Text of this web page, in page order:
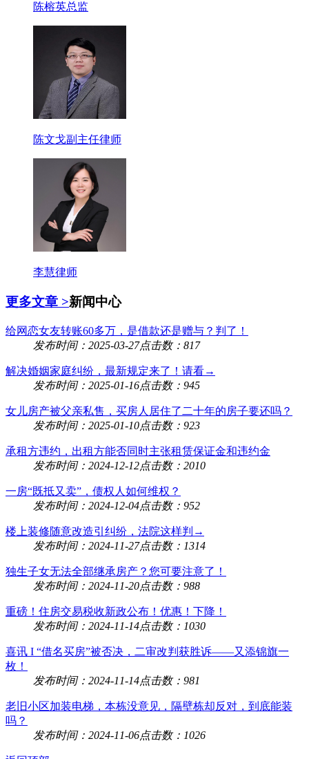
陈榕英总监
陈文戈副主任律师
李慧律师
更多文章 >新闻中心
给网恋女友转账60多万，是借款还是赠与？判了！
发布时间：2025-03-27点击数：817
解决婚姻家庭纠纷，最新规定来了！请看→
发布时间：2025-01-16点击数：945
女儿房产被父亲私售，买房人居住了二十年的房子要还吗？
发布时间：2025-01-10点击数：923
承租方违约，出租方能否同时主张租赁保证金和违约金
发布时间：2024-12-12点击数：2010
一房“既抵又卖”，债权人如何维权？
发布时间：2024-12-04点击数：952
楼上装修随意改造引纠纷，法院这样判→
发布时间：2024-11-27点击数：1314
独生子女无法全部继承房产？您可要注意了！
发布时间：2024-11-20点击数：988
重磅！住房交易税收新政公布！优惠！下降！
发布时间：2024-11-14点击数：1030
喜讯 I “借名买房”被否决，二审改判获胜诉——又添锦旗一
枚！
发布时间：2024-11-14点击数：981
老旧小区加装电梯，本栋没意见，隔壁栋却反对，到底能装
吗？
发布时间：2024-11-06点击数：1026